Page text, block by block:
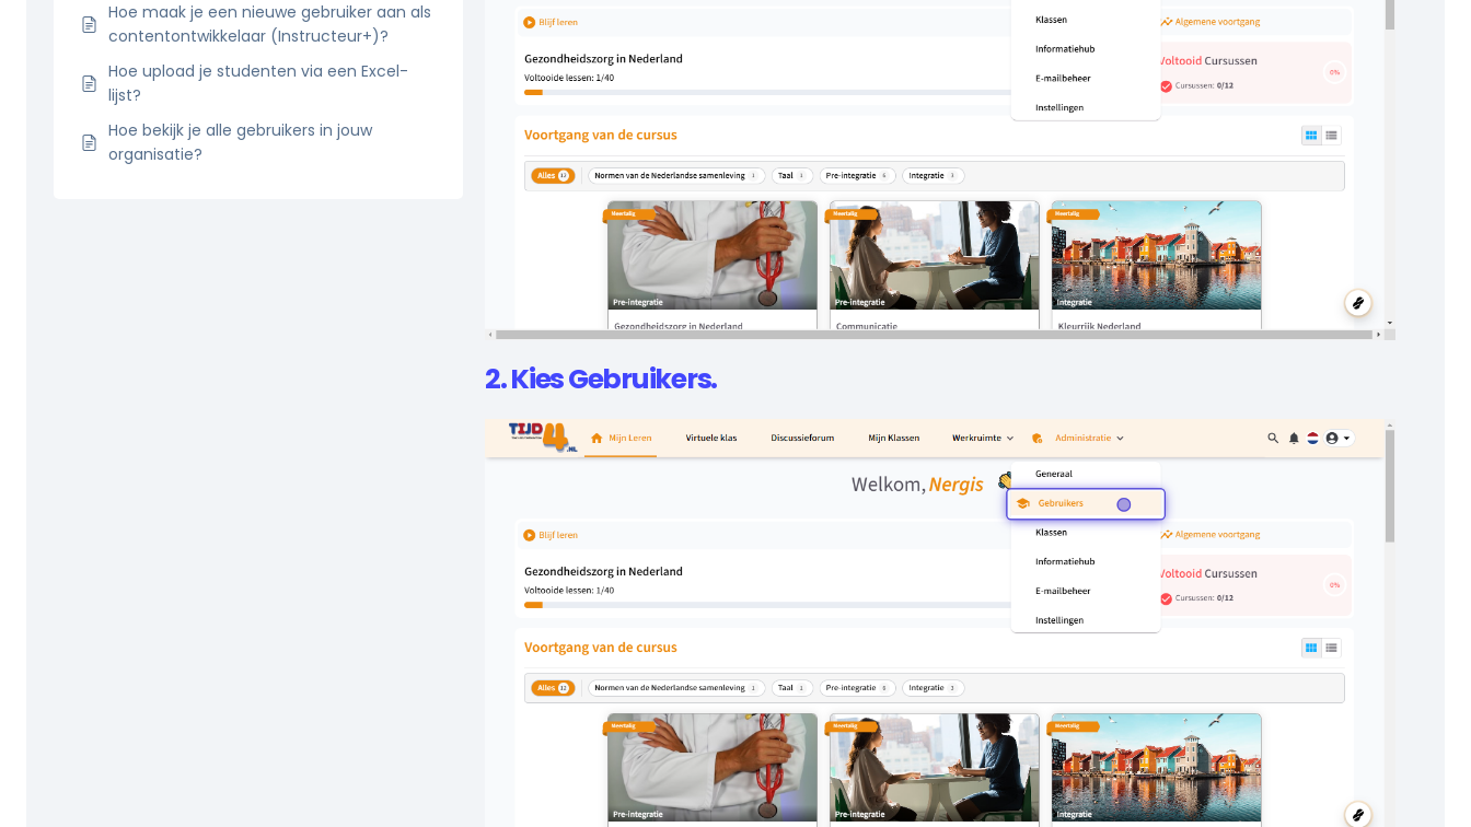
Hoe maak je een nieuwe gebruiker aan als
contentontwikkelaar (Instructeur+)?
Hoe upload je studenten via een Excel-
lijst?
Hoe bekijk je alle gebruikers in jouw
organisatie?
2. Kies Gebruikers.